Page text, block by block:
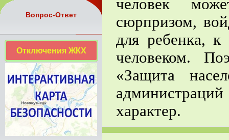
человек
сюрпризом,
для ребенка,
человеком.
«Защита
характер.
Вопрос-Ответ
Отключения ЖКХ